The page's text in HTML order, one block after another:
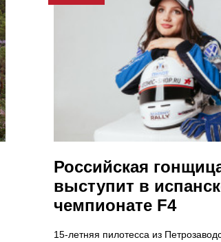
Российская
выступит в
чемпионате F4
15-летняя пилотесса из